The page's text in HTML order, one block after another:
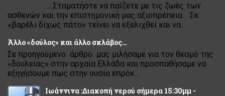
.....Σταματήστε να παίζετε με τις ζωές των
ασθενών και την επιστημονική μας αξιοπρέπεια. Σε
«βαρέλι δίχως πάτο» τείνει να εξελιχθεί και να...
Άλλο «δούλος» και άλλο σκλάβος…
Σε προηγούμενο άρθρο μας μιλήσαμε για τον θεσμό της
«δουλείας» στην αρχαία Ελλάδα και προσπαθήσαμε να
εξηγήσουμε πως στην ουσία επρόκ...
Ιωάννινα :Διακοπή νερού σήμερα 15:30μμ -